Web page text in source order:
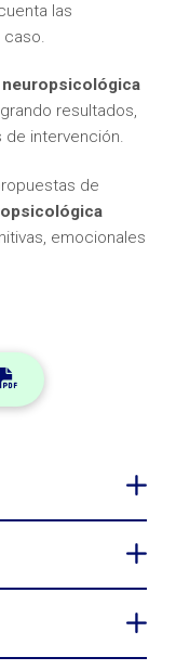
las
resultados,
intervención.
de
emocionales